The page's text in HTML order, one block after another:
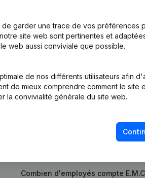
Quel est l'identifiant PEPPOL de
Quand la société E.M.C.L. a-t-elle été
la dernière fois que E.M.C.L. a
Combien d'employés compte
garder une trace de vos préférences
site web sont pertinentes et
web aussi conviviale que possible.
de nos différents utilisateurs afin
de mieux comprendre comment le site
la convivialité générale du site web.